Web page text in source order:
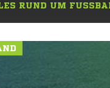
RUND UM